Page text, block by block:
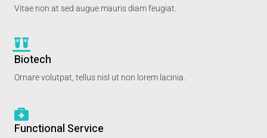
Vitae non at sed augue mauris diam feugiat.
Biotech
Ornare volutpat, tellus nisl ut non lorem lacinia.
Functional Service